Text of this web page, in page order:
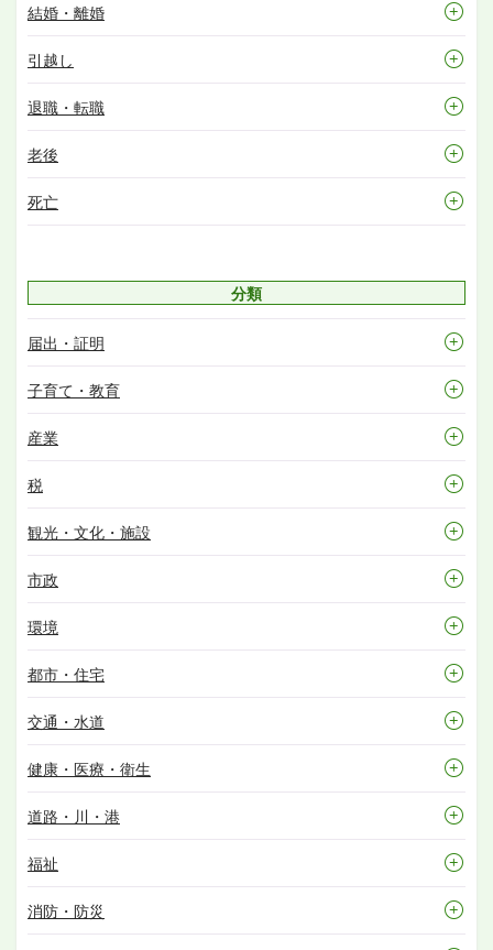
結婚・離婚
引越し
退職・転職
老後
死亡
分類
届出・証明
子育て・教育
産業
税
観光・文化・施設
市政
環境
都市・住宅
交通・水道
健康・医療・衛生
道路・川・港
福祉
消防・防災